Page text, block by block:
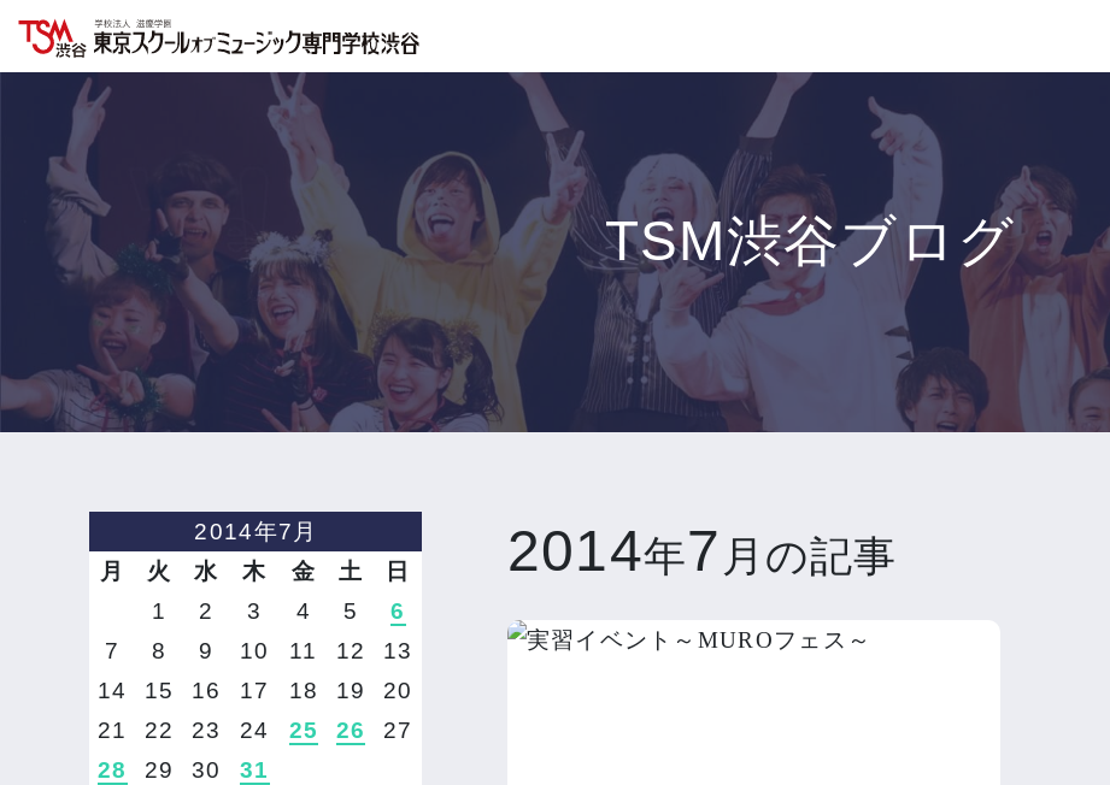
TSM渋谷ブログ
2014年7 月の記事
2014年7月
月
火 水 木 金 土 日
1 2 3 4 5
6
7
8 9 10 11 12
13
14
15 16 17 18 19
20
21
22 23 24 25 26
27
28
29 30 31